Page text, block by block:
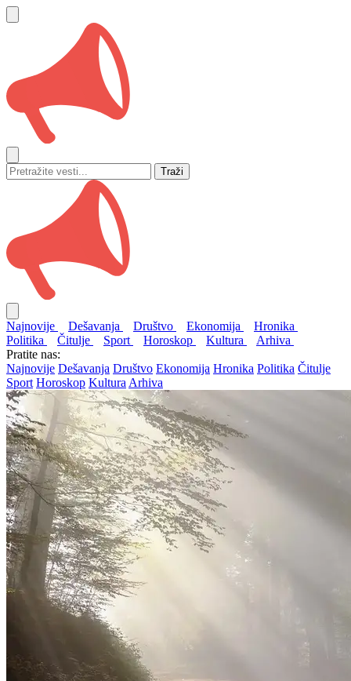
Traži
Najnovije Dešavanja Društvo Ekonomija
Hronika
Politika
Čitulje Sport Horoskop Kultura
Arhiva
Pratite nas:
Najnovije Dešavanja Društvo Ekonomija Hronika Politika Čitulje
Sport Horoskop Kultura Arhiva